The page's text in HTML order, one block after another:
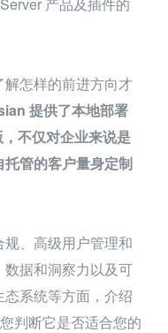
怎样的前进方向才
提供了本地部署
不仅对企业来说是
管的客户量身定制
、高级用户管理和
据和洞察力以及可
系统等方面，介绍
判断它是否适合您的